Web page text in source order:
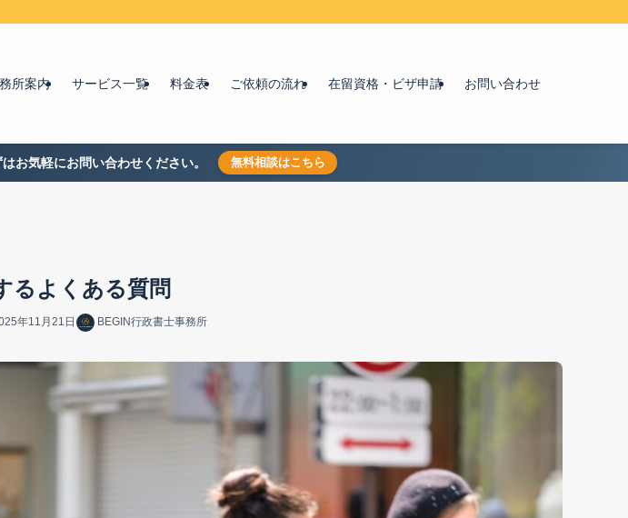
所案内 サービス一覧 料金表 ご依頼の流れ 在留資格・ビザ申請 お問い合わせ
お気軽にお問い合わせください。 無料相談はこちら
るよくある質問
年11月21日 BEGIN行政書士事務所